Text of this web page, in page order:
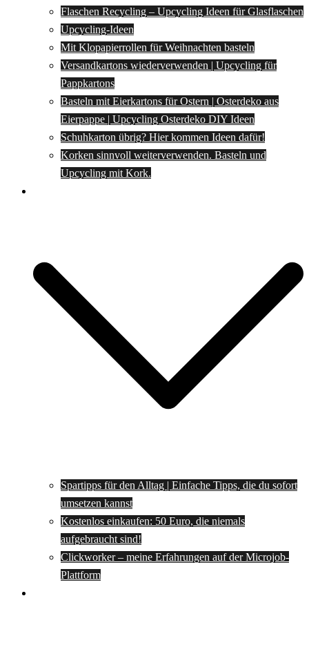
Flaschen Recycling – Upcycling Ideen für Glasflaschen
Upcycling-Ideen
Mit Klopapierrollen für Weihnachten basteln
Versandkartons wiederverwenden | Upcycling für
Pappkartons
Basteln mit Eierkartons für Ostern | Osterdeko aus
Eierpappe | Upcycling Osterdeko DIY Ideen
Schuhkarton übrig? Hier kommen Ideen dafür!
Korken sinnvoll weiterverwenden. Basteln und
Upcycling mit Kork.
Spartipps für den Alltag | Einfache Tipps, die du sofort
umsetzen kannst
Kostenlos einkaufen: 50 Euro, die niemals
aufgebraucht sind!
Clickworker – meine Erfahrungen auf der Microjob-
Plattform